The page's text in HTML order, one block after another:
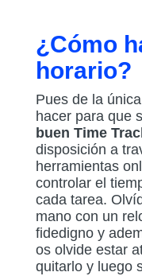
¿Cómo
horario?
Pues de la
hacer para que
buen Time
disposición a
herramientas
controlar el
cada tarea.
mano con un
fidedigno y
os olvide estar
quitarlo y luego